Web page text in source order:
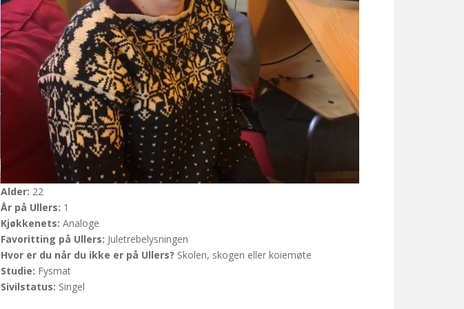
Alder: 22
År på Ullers: 1
Kjøkkenets: Analoge
Favoritting på Ullers: Juletrebelysningen
Hvor er du når du ikke er på Ullers? Skolen, skogen eller koiemøte
Studie: Fysmat
Sivilstatus: Singel